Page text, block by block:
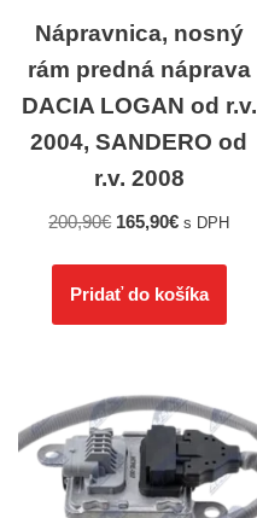
Nápravnica, nosný
rám predná náprava
DACIA LOGAN od r.v.
2004, SANDERO od
r.v. 2008
200,90€ 165,90€ s DPH
Pridať do košíka